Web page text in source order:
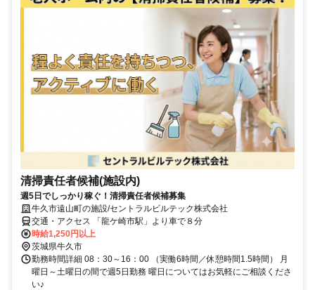
清掃責任者候補(施設内)
週5日でしっかり稼ぐ！清掃責任者候補募集
牛久市遠山町の施設/セントラルビルテック株式会社
交通・アクセス 「龍ケ崎市駅」より車で８分
時給1,250円以上
茨城県牛久市
勤務時間詳細 08：30～16：00 （実働6時間／休憩時間1.5時間） 月
曜日～土曜日の間で週5日勤務 曜日についてはお気軽にご相談くださ
い♪